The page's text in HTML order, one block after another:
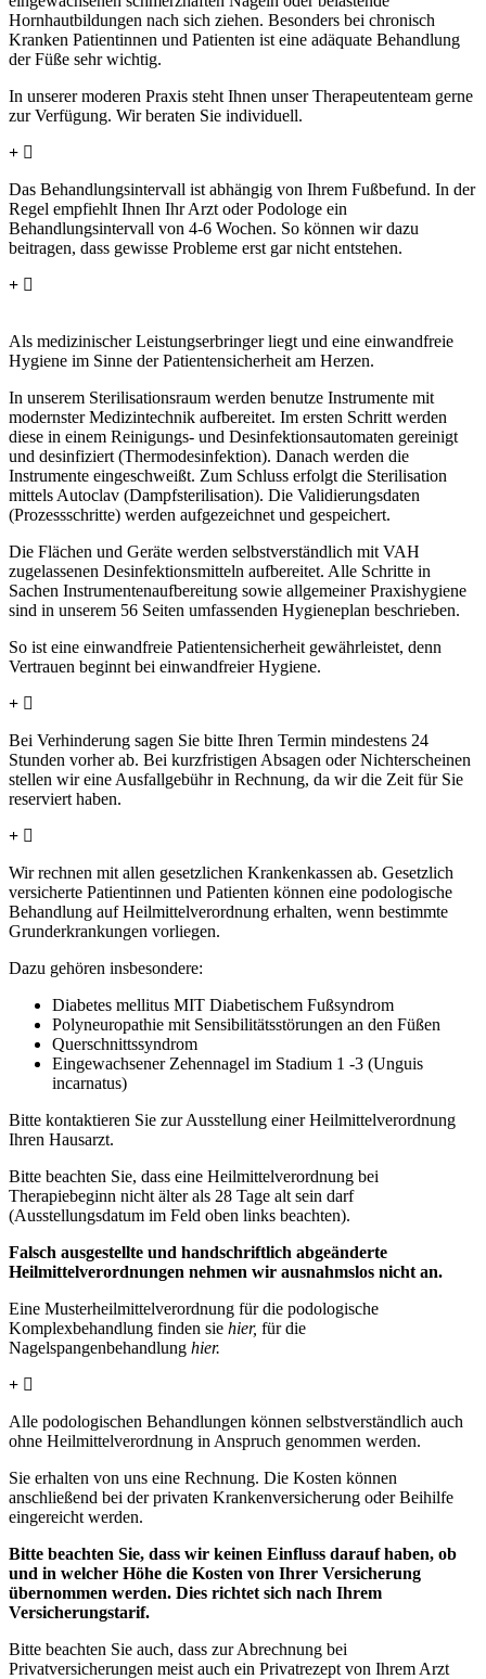
Hornhautbildungen nach sich ziehen. Besonders bei chronisch
Kranken Patientinnen und Patienten ist eine adäquate Behandlung
der Füße sehr wichtig.
In unserer moderen Praxis steht Ihnen unser Therapeutenteam gerne
zur Verfügung. Wir beraten Sie individuell.
Das Behandlungsintervall ist abhängig von Ihrem Fußbefund. In der
Regel empfiehlt Ihnen Ihr Arzt oder Podologe ein
Behandlungsintervall von 4-6 Wochen. So können wir dazu
beitragen, dass gewisse Probleme erst gar nicht entstehen.
Als medizinischer Leistungserbringer liegt und eine einwandfreie
Hygiene im Sinne der Patientensicherheit am Herzen.
In unserem Sterilisationsraum werden benutze Instrumente mit
modernster Medizintechnik aufbereitet. Im ersten Schritt werden
diese in einem Reinigungs- und Desinfektionsautomaten gereinigt
und desinfiziert (Thermodesinfektion). Danach werden die
Instrumente eingeschweißt. Zum Schluss erfolgt die Sterilisation
mittels Autoclav (Dampfsterilisation). Die Validierungsdaten
(Prozessschritte) werden aufgezeichnet und gespeichert.
Die Flächen und Geräte werden selbstverständlich mit VAH
zugelassenen Desinfektionsmitteln aufbereitet. Alle Schritte in
Sachen Instrumentenaufbereitung sowie allgemeiner Praxishygiene
sind in unserem 56 Seiten umfassenden Hygieneplan beschrieben.
So ist eine einwandfreie Patientensicherheit gewährleistet, denn
Vertrauen beginnt bei einwandfreier Hygiene.
Bei Verhinderung sagen Sie bitte Ihren Termin mindestens 24
Stunden vorher ab. Bei kurzfristigen Absagen oder Nichterscheinen
stellen wir eine Ausfallgebühr in Rechnung, da wir die Zeit für Sie
reserviert haben.
Wir rechnen mit allen gesetzlichen Krankenkassen ab. Gesetzlich
versicherte Patientinnen und Patienten können eine podologische
Behandlung auf Heilmittelverordnung erhalten, wenn bestimmte
Grunderkrankungen vorliegen.
Dazu gehören insbesondere:
Diabetes mellitus MIT Diabetischem Fußsyndrom
Polyneuropathie mit Sensibilitätsstörungen an den Füßen
Querschnittssyndrom
Eingewachsener Zehennagel im Stadium 1 -3 (Unguis
incarnatus)
Bitte kontaktieren Sie zur Ausstellung einer Heilmittelverordnung
Ihren Hausarzt.
Bitte beachten Sie, dass eine Heilmittelverordnung bei
Therapiebeginn nicht älter als 28 Tage alt sein darf
(Ausstellungsdatum im Feld oben links beachten).
Falsch ausgestellte und handschriftlich abgeänderte
Heilmittelverordnungen nehmen wir ausnahmslos nicht an.
Eine Musterheilmittelverordnung für die podologische
Komplexbehandlung finden sie hier, für die
Nagelspangenbehandlung hier.
Alle podologischen Behandlungen können selbstverständlich auch
ohne Heilmittelverordnung in Anspruch genommen werden.
Sie erhalten von uns eine Rechnung. Die Kosten können
anschließend bei der privaten Krankenversicherung oder Beihilfe
eingereicht werden.
Bitte beachten Sie, dass wir keinen Einfluss darauf haben, ob
und in welcher Höhe die Kosten von Ihrer Versicherung
übernommen werden. Dies richtet sich nach Ihrem
Versicherungstarif.
Bitte beachten Sie auch, dass zur Abrechnung bei
Privatversicherungen meist auch ein Privatrezept von Ihrem Arzt